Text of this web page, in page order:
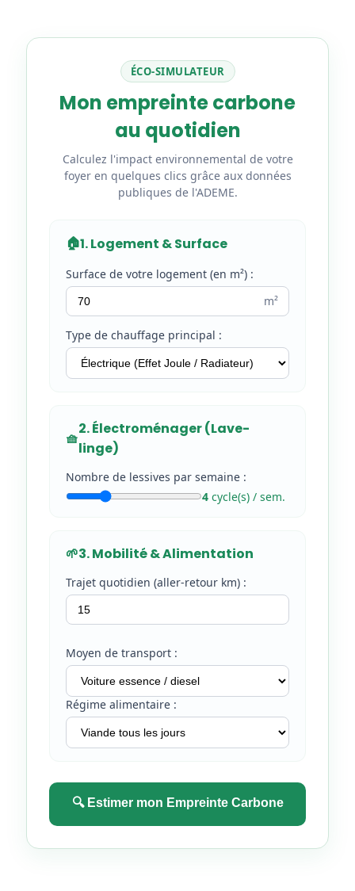
ÉCO-SIMULATEUR
Mon empreinte carbone
au quotidien
Calculez l'impact environnemental de votre
foyer en quelques clics grâce aux données
publiques de l'ADEME.
🏠1. Logement & Surface
Surface de votre logement (en m²) :
m²
Type de chauffage principal :
🧺
2. Électroménager (Lave-
linge)
Nombre de lessives par semaine :
4 cycle(s) / sem.
🌱3. Mobilité & Alimentation
Trajet quotidien (aller-retour km) :
Moyen de transport :
Régime alimentaire :
🔍 Estimer mon Empreinte Carbone